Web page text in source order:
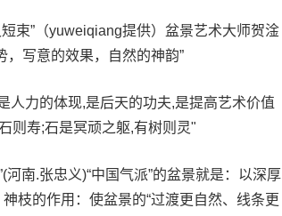
束”（yuweiqiang提供）盆景艺术大师贺淦
，写意的效果，自然的神韵”
人力的体现,是后天的功夫,是提高艺术价值
则寿;石是冥顽之躯,有树则灵"
南.张忠义)“中国气派”的盆景就是：以深厚
枝的作用：使盆景的“过渡更自然、线条更